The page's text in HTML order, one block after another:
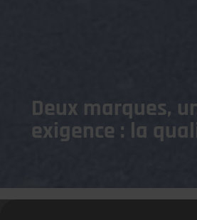
Deux marques,
exigence : la